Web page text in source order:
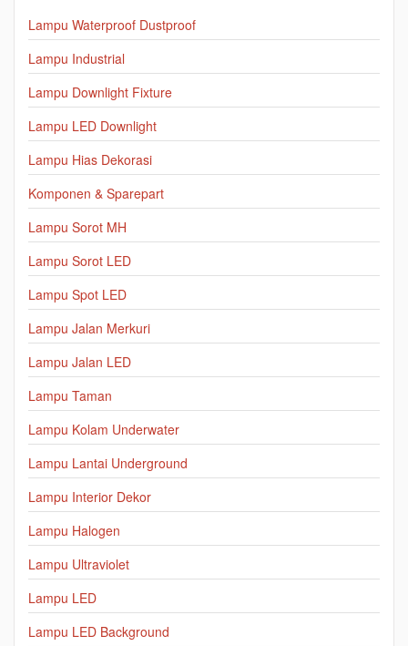
Lampu Waterproof Dustproof
Lampu Industrial
Lampu Downlight Fixture
Lampu LED Downlight
Lampu Hias Dekorasi
Komponen & Sparepart
Lampu Sorot MH
Lampu Sorot LED
Lampu Spot LED
Lampu Jalan Merkuri
Lampu Jalan LED
Lampu Taman
Lampu Kolam Underwater
Lampu Lantai Underground
Lampu Interior Dekor
Lampu Halogen
Lampu Ultraviolet
Lampu LED
Lampu LED Background